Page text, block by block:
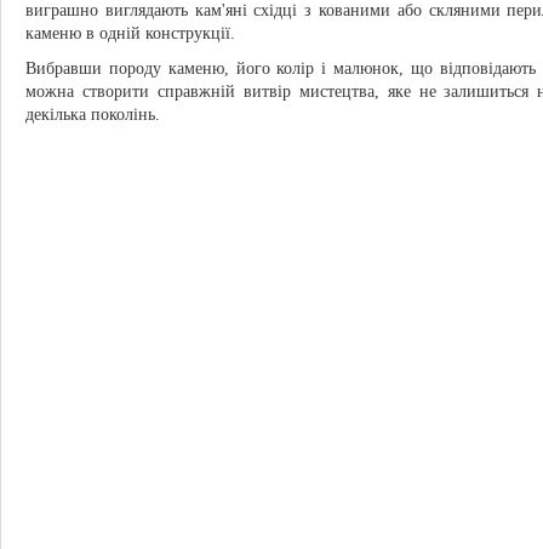
виграшно виглядають кам'яні східці з кованими або скляними
каменю в одній конструкції.
Вибравши породу каменю, його колір і малюнок, що відповідають
можна створити справжній витвір мистецтва, яке не залишиться
декілька поколінь.